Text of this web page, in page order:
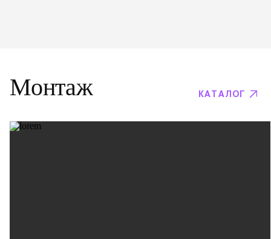
Монтаж КАТАЛОГ